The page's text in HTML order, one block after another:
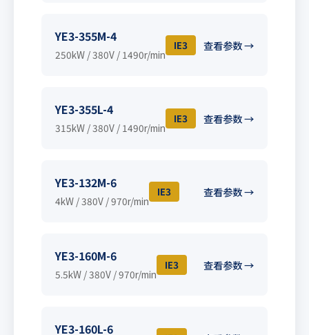
YE3-355M-4
250kW / 380V / 1490r/min
IE3 查看参数 →
YE3-355L-4
315kW / 380V / 1490r/min
IE3 查看参数 →
YE3-132M-6
4kW / 380V / 970r/min
IE3 查看参数 →
YE3-160M-6
5.5kW / 380V / 970r/min
IE3 查看参数 →
YE3-160L-6